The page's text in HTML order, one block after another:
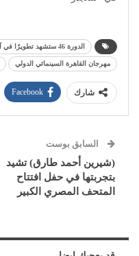
الدورة 46 ستشهد تطويرًا في آليات التنظيم
مهرجان القاهرة السينمائي الدولي
شارك Facebook
السابق بوست
(شيرين أحمد طارق) تشيد
بتجربتها في حفل افتتاح
المتحف المصري الكبير